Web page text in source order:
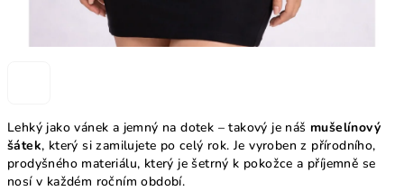
Lehký jako vánek a jemný na dotek – takový je náš mušelínový
šátek, který si zamilujete po celý rok. Je vyroben z přírodního,
prodyšného materiálu, který je šetrný k pokožce a příjemně se
nosí v každém ročním období.